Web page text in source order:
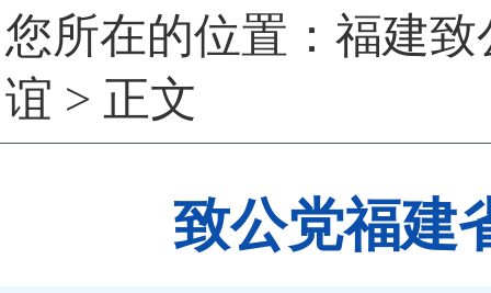
您所在的位置： 福建致
谊 > 正文
致公党福建